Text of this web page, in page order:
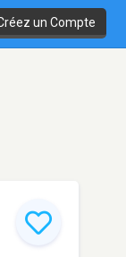
un Compte